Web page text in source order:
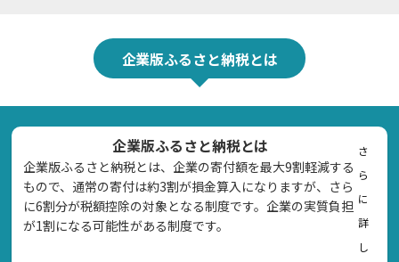
企業版ふるさと納税とは
企業版ふるさと納税とは
企業版ふるさと納税とは、企業の寄付額を最大9割軽減する
もので、通常の寄付は約3割が損金算入になりますが、さら
に6割分が税額控除の対象となる制度です。企業の実質負担
が1割になる可能性がある制度です。
さ
ら
に
詳
し